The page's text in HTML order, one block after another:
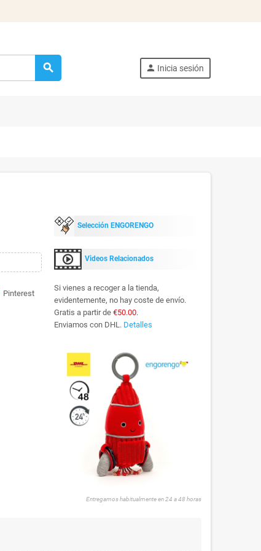
search person Inicia sesión
Pinterest
Selección ENGORENGO
Videos Relacionados
Si vienes a recoger a la tienda,
evidentemente, no hay coste de envío.
Gratis a partir de €50.00.
Enviamos con DHL. Detalles
Entregamos habitualmente en 24 a 48 horas